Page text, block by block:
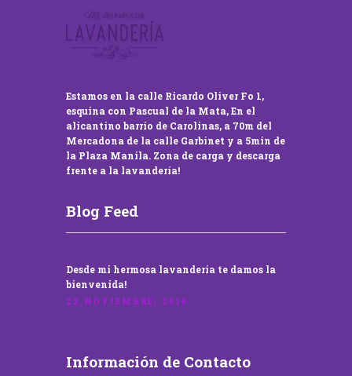
Estamos en la calle Ricardo Oliver Fo 1,
esquina con Pascual de la Mata, En el
alicantino barrio de Carolinas, a 70m del
Mercadona de la calle Garbinet y a 5min de
la Plaza Manila. Zona de carga y descarga
frente a la lavandería!
Blog Feed
Desde mi hermosa lavandería te damos la
bienvenida!
22 NOVIEMBRE, 2016
Información de Contacto